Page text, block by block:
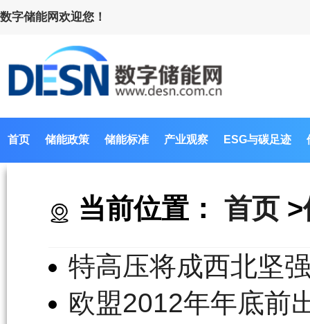
数字储能网欢迎您！
首页 储能政策 储能标准 产业观察 ESG与碳足迹
当前位置： 首页 >
特高压将成西北坚
欧盟2012年年底前